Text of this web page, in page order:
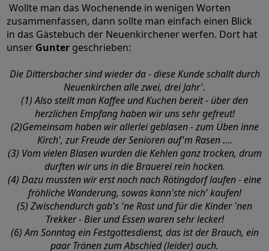
Wollte man das Wochenende in wenigen Worten
zusammenfassen, dann sollte man einfach einen Blick
in das Gästebuch der Neuenkirchener werfen. Dort hat
unser Gunter geschrieben:
Die Dittersbacher sind wieder da - diese Kunde schallt durch
Neuenkirchen alle zwei, drei Jahr'.
(1) Also stellt man Kaffee und Kuchen bereit - über den
herzlichen Empfang haben wir uns sehr gefreut!
(2)Gemeinsam haben wir allerlei geblasen- zum Üben inne
Kirch', zur Freude der Senioren auf'm Rasen ....
(3) Vom vielen Blasen wurden die Kehlen ganz trocken, drum
durften wir uns in die Brauerei rein hocken.
(4) Dazu mussten wir erst noch nach Rötingdorf laufen- eine
fröhliche Wanderung, sowas kann'ste nich' kaufen!
(5) Zwischendurch gab's 'ne Rast und für die Kinder 'nen
Trekker - Bier und Essen waren sehr lecker!
(6) Am Sonntag ein Festgottesdienst, das ist der Brauch, ein
paar Tränen zum Abschied (leider) auch.